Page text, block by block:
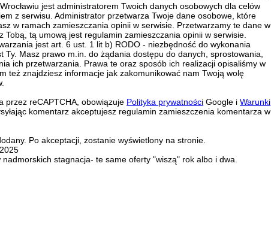
jest administratorem Twoich danych osobowych dla celów
z serwisu. Administrator przetwarza Twoje dane osobowe, które
w ramach zamieszczania opinii w serwisie. Przetwarzamy te dane w
Tobą, tą umową jest regulamin zamieszczania opinii w serwisie.
jest art. 6 ust. 1 lit b) RODO - niezbędność do wykonania
Ty. Masz prawo m.in. do żądania dostępu do danych, sprostowania,
ich przetwarzania. Prawa te oraz sposób ich realizacji opisaliśmy w
też znajdziesz informacje jak zakomunikować nam Twoją wolę
przez reCAPTCHA, obowiązuje Polityka prywatności Google iWarunki
komentarz akceptujesz regulamin zamieszczenia komentarza w
Po akceptacji, zostanie wyświetlony na stronie.
stagnacja- te same oferty "wiszą" rok albo i dwa.